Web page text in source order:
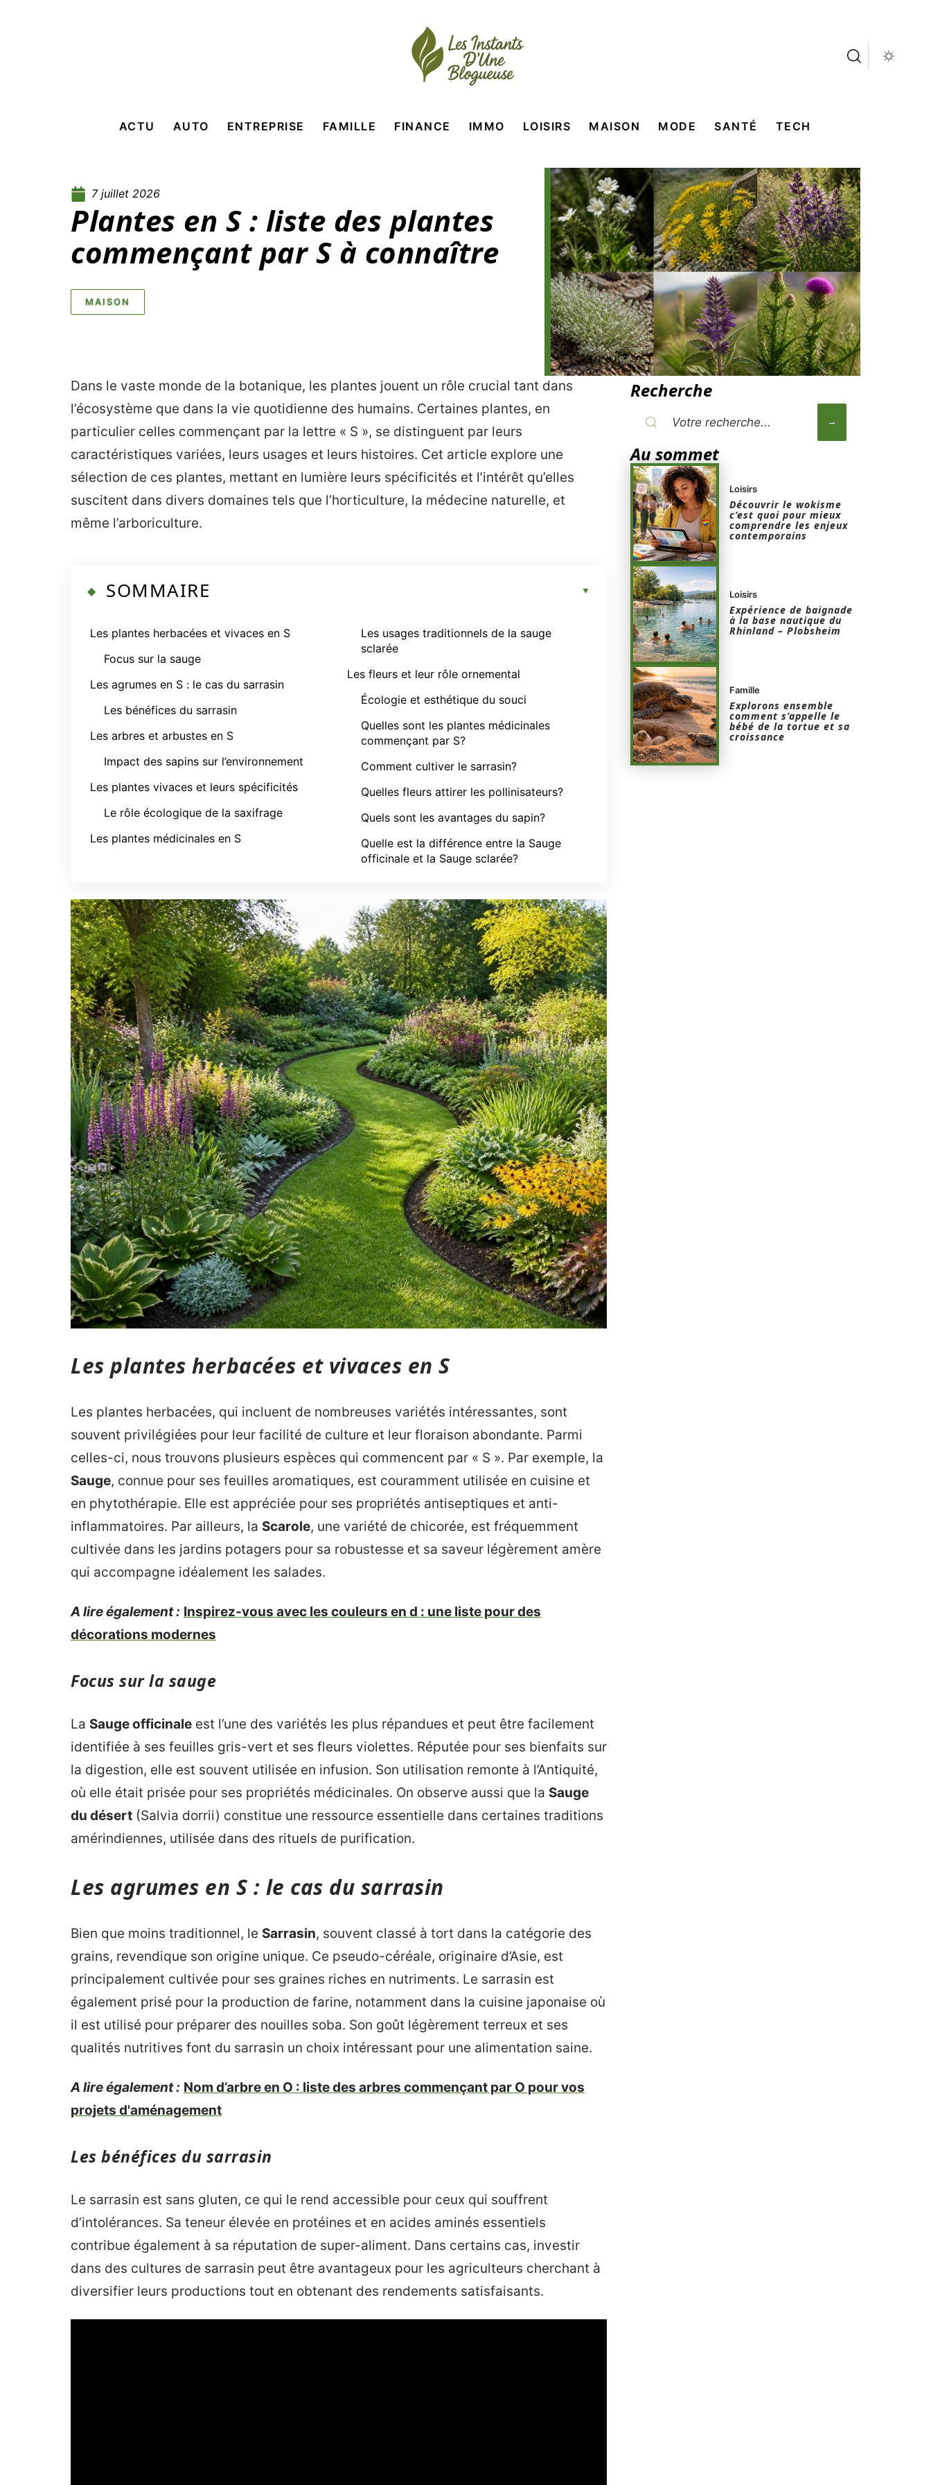
ACTU AUTO ENTREPRISE FAMILLE FINANCE IMMO LOISIRS MAISON MODE SANTÉ TECH
7 juillet 2026
Plantes en S : liste des plantes
commençant par S à connaître
MAISON
Dans le vaste monde de la botanique, les plantes jouent un rôle crucial tant dans
l’écosystème que dans la vie quotidienne des humains. Certaines plantes, en
particulier celles commençant par la lettre « S », se distinguent par leurs
caractéristiques variées, leurs usages et leurs histoires. Cet article explore une
sélection de ces plantes, mettant en lumière leurs spécificités et l’intérêt qu’elles
suscitent dans divers domaines tels que l’horticulture, la médecine naturelle, et
même l’arboriculture.
SOMMAIRE
Les plantes herbacées et vivaces en S
Focus sur la sauge
Les agrumes en S : le cas du sarrasin
Les bénéfices du sarrasin
Les arbres et arbustes en S
Impact des sapins sur l’environnement
Les plantes vivaces et leurs spécificités
Le rôle écologique de la saxifrage
Les plantes médicinales en S
Les usages traditionnels de la sauge
sclarée
Les fleurs et leur rôle ornemental
Écologie et esthétique du souci
Quelles sont les plantes médicinales
commençant par S?
Comment cultiver le sarrasin?
Quelles fleurs attirer les pollinisateurs?
Quels sont les avantages du sapin?
Quelle est la différence entre la Sauge
officinale et la Sauge sclarée?
Les plantes herbacées et vivaces en S
Les plantes herbacées, qui incluent de nombreuses variétés intéressantes, sont
souvent privilégiées pour leur facilité de culture et leur floraison abondante. Parmi
celles-ci, nous trouvons plusieurs espèces qui commencent par « S ». Par exemple, la
Sauge, connue pour ses feuilles aromatiques, est couramment utilisée en cuisine et
en phytothérapie. Elle est appréciée pour ses propriétés antiseptiques et anti-
inflammatoires. Par ailleurs, la Scarole, une variété de chicorée, est fréquemment
cultivée dans les jardins potagers pour sa robustesse et sa saveur légèrement amère
qui accompagne idéalement les salades.
A lire également : Inspirez-vous avec les couleurs en d : une liste pour des
décorations modernes
Focus sur la sauge
La Sauge officinale est l’une des variétés les plus répandues et peut être facilement
identifiée à ses feuilles gris-vert et ses fleurs violettes. Réputée pour ses bienfaits sur
la digestion, elle est souvent utilisée en infusion. Son utilisation remonte à l’Antiquité,
où elle était prisée pour ses propriétés médicinales. On observe aussi que la Sauge
du désert (Salvia dorrii) constitue une ressource essentielle dans certaines traditions
amérindiennes, utilisée dans des rituels de purification.
Les agrumes en S : le cas du sarrasin
Bien que moins traditionnel, le Sarrasin, souvent classé à tort dans la catégorie des
grains, revendique son origine unique. Ce pseudo-céréale, originaire d’Asie, est
principalement cultivée pour ses graines riches en nutriments. Le sarrasin est
également prisé pour la production de farine, notamment dans la cuisine japonaise où
il est utilisé pour préparer des nouilles soba. Son goût légèrement terreux et ses
qualités nutritives font du sarrasin un choix intéressant pour une alimentation saine.
A lire également : Nom d’arbre en O : liste des arbres commençant par O pour vos
projets d'aménagement
Les bénéfices du sarrasin
Le sarrasin est sans gluten, ce qui le rend accessible pour ceux qui souffrent
d’intolérances. Sa teneur élevée en protéines et en acides aminés essentiels
contribue également à sa réputation de super-aliment. Dans certains cas, investir
dans des cultures de sarrasin peut être avantageux pour les agriculteurs cherchant à
diversifier leurs productions tout en obtenant des rendements satisfaisants.
Recherche
Au sommet
Loisirs
Découvrir le wokisme
c’est quoi pour mieux
comprendre les enjeux
contemporains
Loisirs
Expérience de baignade
à la base nautique du
Rhinland – Plobsheim
Famille
Explorons ensemble
comment s’appelle le
bébé de la tortue et sa
croissance